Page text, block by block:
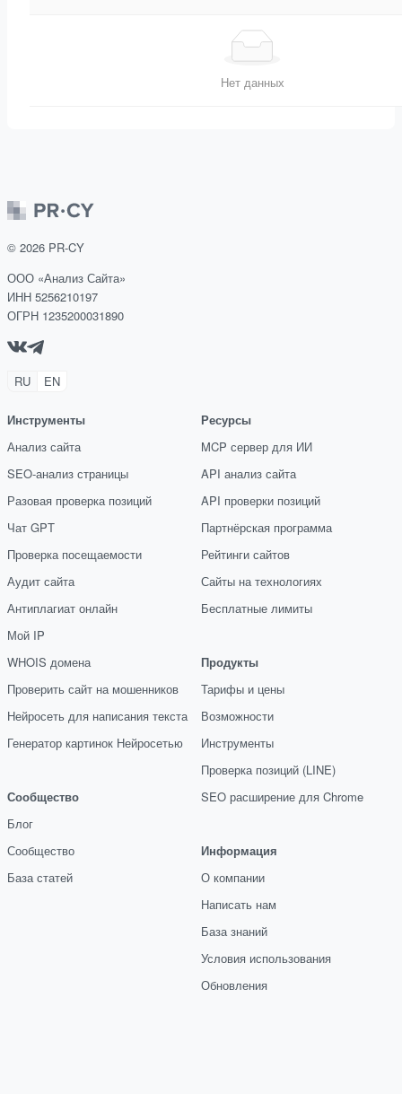
Нет данных
© 2026 PR-CY
ООО «Анализ Сайта»
ИНН 5256210197
ОГРН 1235200031890
RU EN
Инструменты
Анализ сайта
SEO-анализ страницы
Разовая проверка позиций
Чат GPT
Проверка посещаемости
Аудит сайта
Антиплагиат онлайн
Мой IP
WHOIS домена
Проверить сайт на мошенников
Нейросеть для написания текста
Генератор картинок Нейросетью
Сообщество
Блог
Сообщество
База статей
Ресурсы
MCP сервер для ИИ
API анализ сайта
API проверки позиций
Партнёрская программа
Рейтинги сайтов
Сайты на технологиях
Бесплатные лимиты
Продукты
Тарифы и цены
Возможности
Инструменты
Проверка позиций (LINE)
SEO расширение для Chrome
Информация
О компании
Написать нам
База знаний
Условия использования
Обновления